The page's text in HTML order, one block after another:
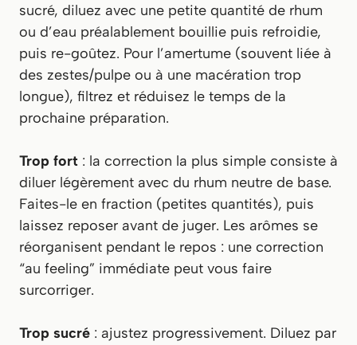
sucré, diluez avec une petite quantité de rhum
ou d’eau préalablement bouillie puis refroidie,
puis re-goûtez. Pour l’amertume (souvent liée à
des zestes/pulpe ou à une macération trop
longue), filtrez et réduisez le temps de la
prochaine préparation.
Trop fort : la correction la plus simple consiste à
diluer légèrement avec du rhum neutre de base.
Faites-le en fraction (petites quantités), puis
laissez reposer avant de juger. Les arômes se
réorganisent pendant le repos : une correction
“au feeling” immédiate peut vous faire
surcorriger.
Trop sucré : ajustez progressivement. Diluez par